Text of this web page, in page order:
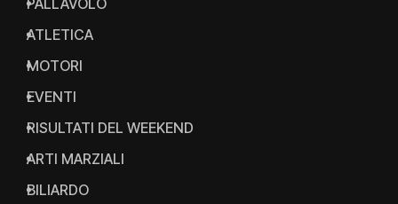
PALLAVOLO
ATLETICA
MOTORI
EVENTI
RISULTATI DEL WEEKEND
ARTI MARZIALI
BILIARDO